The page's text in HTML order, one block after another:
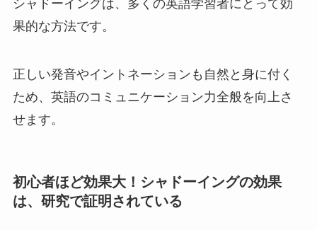
シャドーイングは、多くの英語学習者にとって効
果的な方法です。
正しい発音やイントネーションも自然と身に付く
ため、英語のコミュニケーション力全般を向上さ
せます。
初心者ほど効果大！シャドーイングの効果
は、研究で証明されている